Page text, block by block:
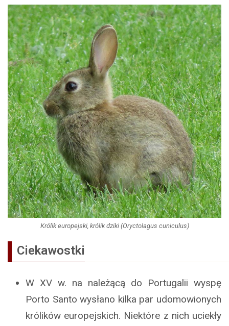
Królik europejski, królik dziki (Oryctolagus cuniculus)
Ciekawostki
W XV w. na należącą do Portugalii wyspę
Porto Santo wysłano kilka par udomowionych
królików europejskich. Niektóre z nich uciekły